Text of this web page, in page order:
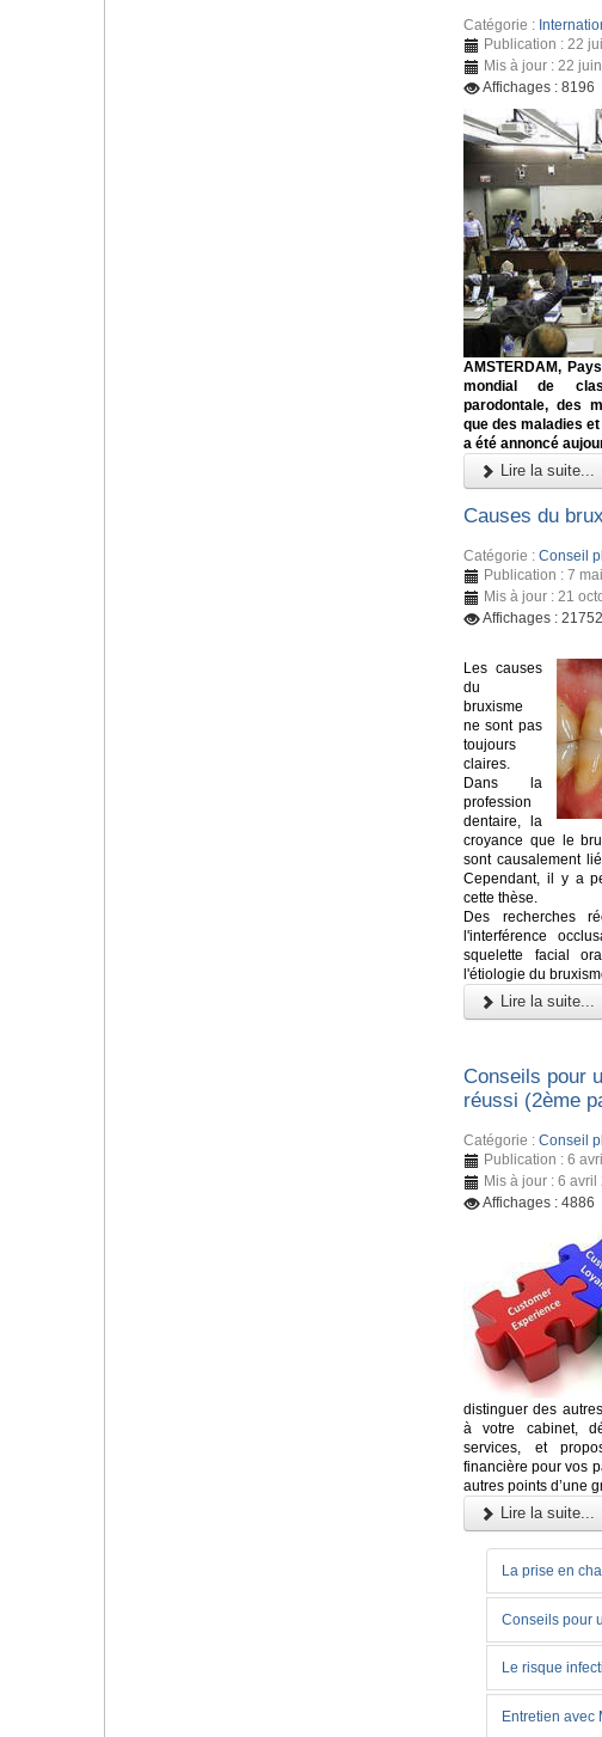
Catégorie :
Publication : 22
Mis à jour : 22
Affichages : 8196
AMSTERDAM,
mondial de
parodontale, des
que des maladies
a été annoncé
Lire la suite...
Causes du
Catégorie : Conseil
Publication : 7
Mis à jour : 21
Affichages : 21752
Les causes
du
bruxisme
ne sont pas
toujours
claires.
Dans la
profession
dentaire, la
croyance que le
sont causalement
Cependant, il y a
cette thèse.
Des recherches
l'interférence
squelette facial
l'étiologie du
Lire la suite...
Conseils pour
réussi (2ème
Catégorie : Conseil
Publication : 6
Mis à jour : 6 avril
Affichages : 4886
distinguer des
à votre cabinet,
services, et
financière pour vos
autres points d’une
Lire la suite...
La prise en
Conseils pour
Le risque
Entretien avec